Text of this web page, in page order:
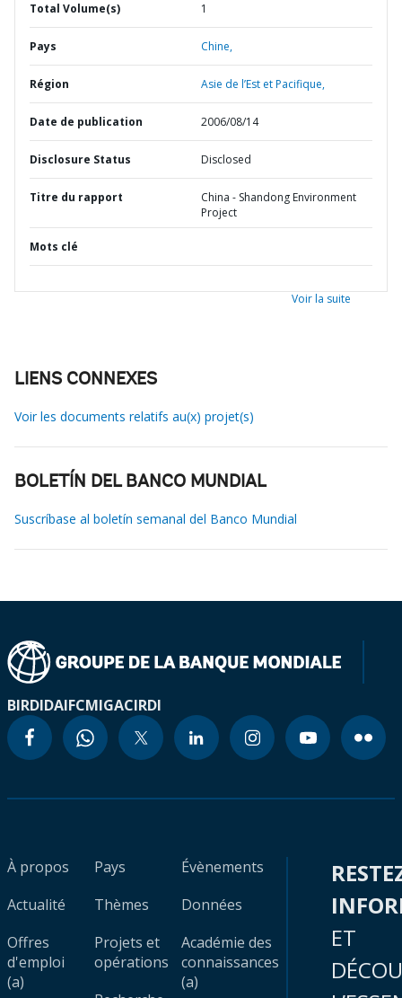
Total Volume(s) 1
Pays Chine,
Région Asie de l’Est et Pacifique,
Date de publication 2006/08/14
Disclosure Status Disclosed
Titre du rapport
China - Shandong Environment
Project
Mots clé
Voir la suite
LIENS CONNEXES
Voir les documents relatifs au(x) projet(s)
BOLETÍN DEL BANCO MUNDIAL
Suscríbase al boletín semanal del Banco Mundial
BIRDIDAIFCMIGACIRDI
À propos
Actualité
Offres
d'emploi
(a)
Pays
Thèmes
Projets et
opérations
Évènements
Données
Académie des
connaissances
(a)
ET